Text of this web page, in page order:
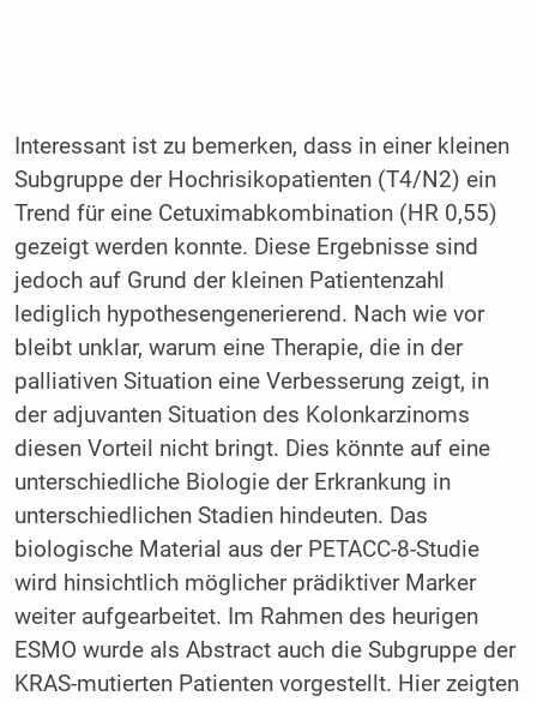
Interessant ist zu bemerken, dass in einer kleinen
Subgruppe der Hochrisikopatienten (T4/N2) ein
Trend für eine Cetuximabkombination (HR 0,55)
gezeigt werden konnte. Diese Ergebnisse sind
jedoch auf Grund der kleinen Patientenzahl
lediglich hypothesengenerierend. Nach wie vor
bleibt unklar, warum eine Therapie, die in der
palliativen Situation eine Verbesserung zeigt, in
der adjuvanten Situation des Kolonkarzinoms
diesen Vorteil nicht bringt. Dies könnte auf eine
unterschiedliche Biologie der Erkrankung in
unterschiedlichen Stadien hindeuten. Das
biologische Material aus der PETACC-8-Studie
wird hinsichtlich möglicher prädiktiver Marker
weiter aufgearbeitet. Im Rahmen des heurigen
ESMO wurde als Abstract auch die Subgruppe der
KRAS-mutierten Patienten vorgestellt. Hier zeigten